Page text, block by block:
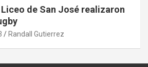
de San José realizaron
Randall Gutierrez